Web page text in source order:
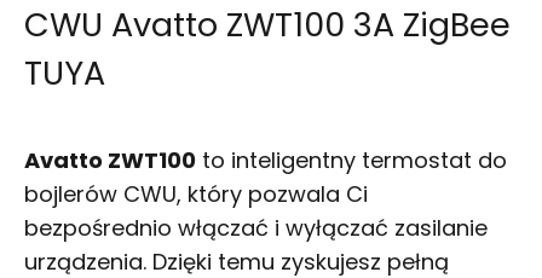
CWU Avatto ZWT100 3A ZigBee
TUYA
Avatto ZWT100 to inteligentny termostat do
bojlerów CWU, który pozwala Ci
bezpośrednio włączać i wyłączać zasilanie
urządzenia. Dzięki temu zyskujesz pełną